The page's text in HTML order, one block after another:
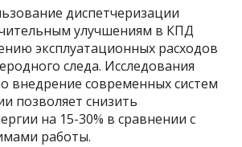
диспетчеризации
улучшениям в КПД
эксплуатационных расходов
следа. Исследования
внедрение современных систем
позволяет снизить
на 15-30% в сравнении с
работы.